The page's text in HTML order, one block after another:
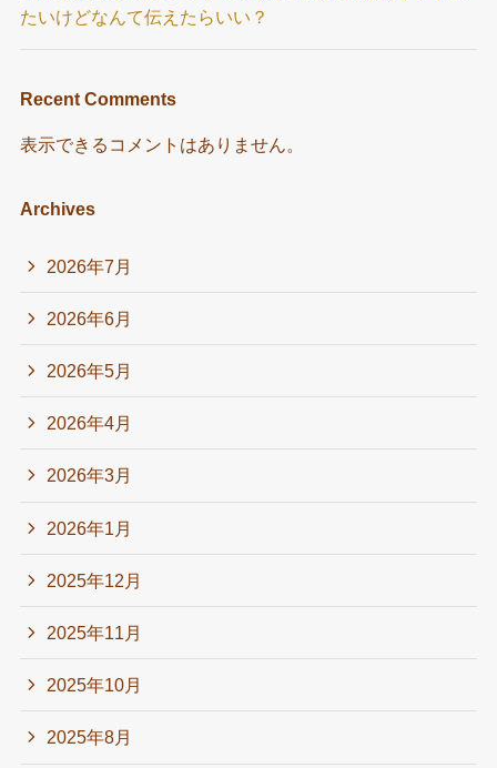
たいけどなんて伝えたらいい？
Recent Comments
表示できるコメントはありません。
Archives
2026年7月
2026年6月
2026年5月
2026年4月
2026年3月
2026年1月
2025年12月
2025年11月
2025年10月
2025年8月